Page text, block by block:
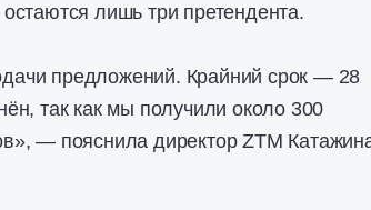
лишь три претендента.
предложений. Крайний срок — 28
так как мы получили около 300
— пояснила директор ZTM